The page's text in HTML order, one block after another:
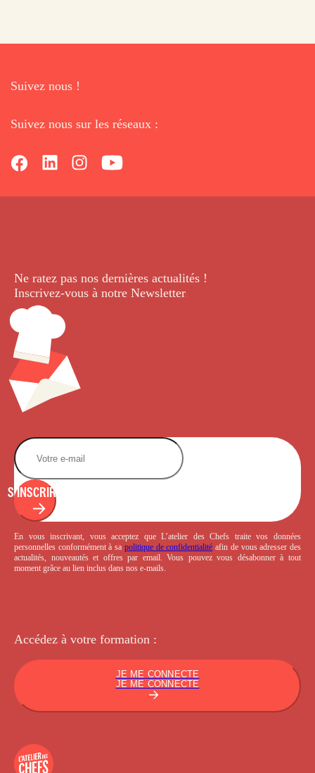
Suivez nous !
Suivez nous sur les réseaux :
Ne ratez pas nos dernières actualités !
Inscrivez-vous à notre Newsletter.
S'INSCRIRE
En vous inscrivant, vous acceptez que L’atelier des Chefs traite vos données
personnelles conformément à sa politique de confidentialité afin de vous adresser des
actualités, nouveautés et offres par email. Vous pouvez vous désabonner à tout
moment grâce au lien inclus dans nos e-mails.
Accédez à votre formation :
JE ME CONNECTE
JE ME CONNECTE